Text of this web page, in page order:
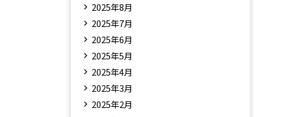
2025年8月
2025年7月
2025年6月
2025年5月
2025年4月
2025年3月
2025年2月